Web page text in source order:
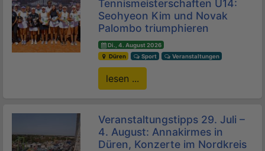
Tennismeisterschaften U14:
Seohyeon Kim und Novak
Palombo triumphieren
Di., 4. August 2026
Düren
Sport Veranstaltungen
lesen ...
Veranstaltungstipps 29. Juli –
4. August: Annakirmes in
Düren, Konzerte im Nordkreis